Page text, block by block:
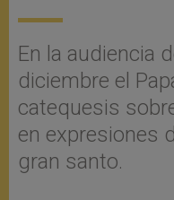
En la audiencia
diciembre el
catequesis
en expresiones
gran santo.